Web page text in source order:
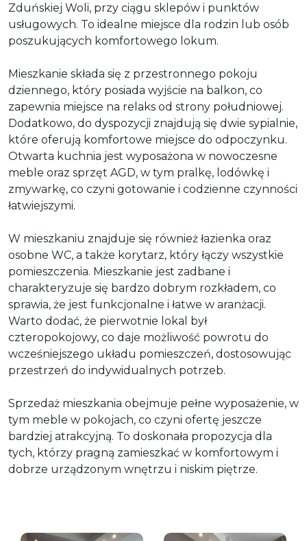
Zduńskiej Woli, przy ciągu sklepów i punktów
usługowych. To idealne miejsce dla rodzin lub osób
poszukujących komfortowego lokum.
Mieszkanie składa się z przestronnego pokoju
dziennego, który posiada wyjście na balkon, co
zapewnia miejsce na relaks od strony południowej.
Dodatkowo, do dyspozycji znajdują się dwie sypialnie,
które oferują komfortowe miejsce do odpoczynku.
Otwarta kuchnia jest wyposażona w nowoczesne
meble oraz sprzęt AGD, w tym pralkę, lodówkę i
zmywarkę, co czyni gotowanie i codzienne czynności
łatwiejszymi.
W mieszkaniu znajduje się również łazienka oraz
osobne WC, a także korytarz, który łączy wszystkie
pomieszczenia. Mieszkanie jest zadbane i
charakteryzuje się bardzo dobrym rozkładem, co
sprawia, że jest funkcjonalne i łatwe w aranżacji.
Warto dodać, że pierwotnie lokal był
czteropokojowy, co daje możliwość powrotu do
wcześniejszego układu pomieszczeń, dostosowując
przestrzeń do indywidualnych potrzeb.
Sprzedaż mieszkania obejmuje pełne wyposażenie, w
tym meble w pokojach, co czyni ofertę jeszcze
bardziej atrakcyjną. To doskonała propozycja dla
tych, którzy pragną zamieszkać w komfortowym i
dobrze urządzonym wnętrzu i niskim piętrze.